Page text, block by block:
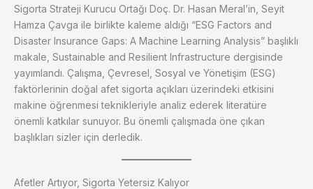
Sigorta Strateji Kurucu Ortağı Doç. Dr. Hasan Meral’in, Seyit
Hamza Çavga ile birlikte kaleme aldığı “ESG Factors and
Disaster Insurance Gaps: A Machine Learning Analysis” başlıklı
makale, Sustainable and Resilient Infrastructure dergisinde
yayımlandı. Çalışma, Çevresel, Sosyal ve Yönetişim (ESG)
faktörlerinin doğal afet sigorta açıkları üzerindeki etkisini
makine öğrenmesi teknikleriyle analiz ederek literatüre
önemli katkılar sunuyor. Bu önemli çalışmada öne çıkan
başlıkları sizler için derledik.
Afetler Artıyor, Sigorta Yetersiz Kalıyor